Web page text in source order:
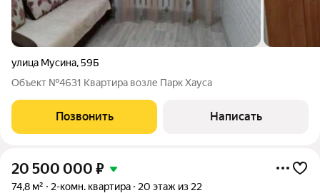
улица Мусина,59Б
Объект №4631 Квартира возле Парк Хауса
Позвонить Написать
20 500 000 ₽
74,8 м² 2-комн. квартира 20 этаж из 22